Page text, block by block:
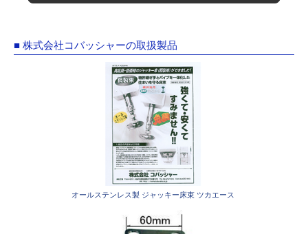
■ 株式会社コバッシャーの取扱製品
オールステンレス製 ジャッキー床束 ツカエース